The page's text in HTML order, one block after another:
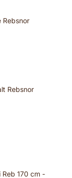
Rebsnor
Reb 170 cm -